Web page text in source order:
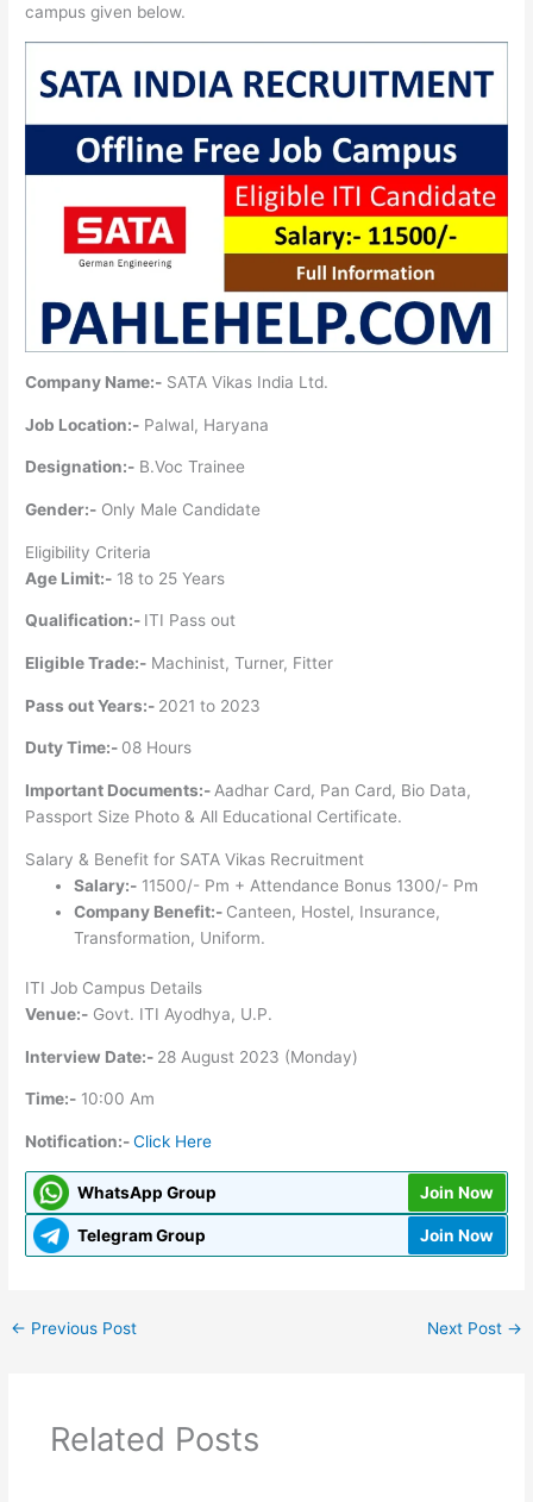
campus given below.
Company Name:- SATA Vikas India Ltd.
Job Location:- Palwal, Haryana
Designation:- B.Voc Trainee
Gender:- Only Male Candidate
Eligibility Criteria
Age Limit:- 18 to 25 Years
Qualification:- ITI Pass out
Eligible Trade:- Machinist, Turner, Fitter
Pass out Years:- 2021 to 2023
Duty Time:- 08 Hours
Important Documents:- Aadhar Card, Pan Card, Bio Data,
Passport Size Photo & All Educational Certificate.
Salary & Benefit for SATA Vikas Recruitment
Salary:- 11500/- Pm + Attendance Bonus 1300/- Pm
Company Benefit:- Canteen, Hostel, Insurance,
Transformation, Uniform.
ITI Job Campus Details
Venue:- Govt. ITI Ayodhya, U.P.
Interview Date:- 28 August 2023 (Monday)
Time:- 10:00 Am
Notification:-Click Here
WhatsApp Group Join Now
Telegram Group Join Now
← Previous Post Next Post →
Related Posts